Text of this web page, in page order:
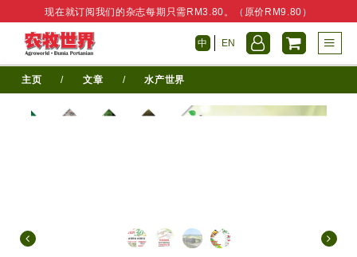
现在就订阅我们的杂志每期只需RM3.80。（原价RM9.80）
中 EN
主页 / 文章 / 水产世界